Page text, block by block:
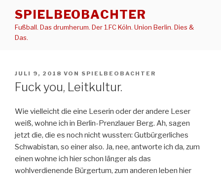
Inhalt
springen
SPIELBEOBACHTER
Fußball. Das drumherum. Der 1.FC Köln. Union Berlin. Dies &
Das.
VERÖFFENTLICHT
AM
JULI 9, 2018 VON SPIELBEOBACHTER
Fuck you, Leitkultur.
Wie vielleicht die eine Leserin oder der andere Leser
weiß, wohne ich in Berlin-Prenzlauer Berg. Ah, sagen
jetzt die, die es noch nicht wussten: Gutbürgerliches
Schwabistan, so einer also. Ja, nee, antworte ich da, zum
einen wohne ich hier schon länger als das
wohlverdienende Bürgertum, zum anderen leben hier